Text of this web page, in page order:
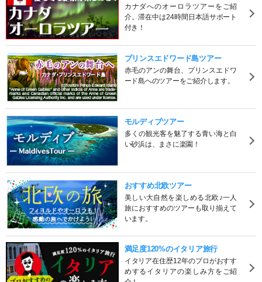
カナダへのオーロラツアーをご紹
介。滞在中は24時間日本語サポート
付き！
プリンスエドワード島ツアー
赤毛のアンの舞台、プリンスエドワ
ード島へのツアーをご紹介します。
モルディブツアー
多くの観光客を魅了する青い海と白
い砂浜は、まさに楽園！
おすすめ北欧ツアー
美しい大自然を楽しめる北欧♪一人
旅におすすめのツアーも取り揃えて
います。
満足度120%のイタリア旅行
イタリア在住歴12年のプロがおすす
めするイタリアの楽しみ方をご紹